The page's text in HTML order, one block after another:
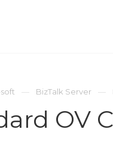
BizTalk Server
OV